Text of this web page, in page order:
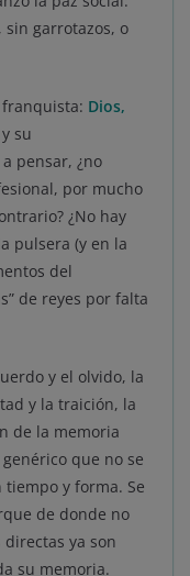
sin garrotazos, o
Dios,
su
pensar, ¿no
por mucho
¿No hay
pulsera (y en la
del
de reyes por falta
y el olvido, la
y la traición, la
de la memoria
que no se
y forma. Se
de donde no
directas ya son
su memoria.